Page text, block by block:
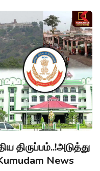
திருப்பம்..!அடுத்து
News